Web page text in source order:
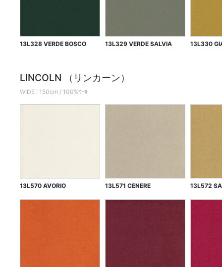
13L328 VERDE BOSCO 13L329 VERDE SALVIA 13L330
LINCOLN （リンカーン）
WIDE : 150cm / 100%ｳｰﾙ
13L570 AVORIO 13L571 CENERE 13L572